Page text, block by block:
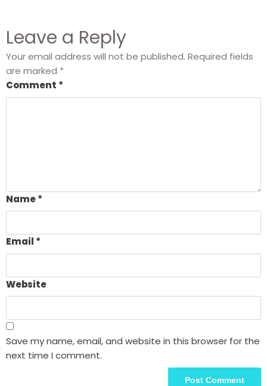
Leave a Reply
Your email address will not be published. Required fields
are marked *
Comment *
Name*
Email *
Website
Save my name, email, and website in this browser for the
next time I comment.